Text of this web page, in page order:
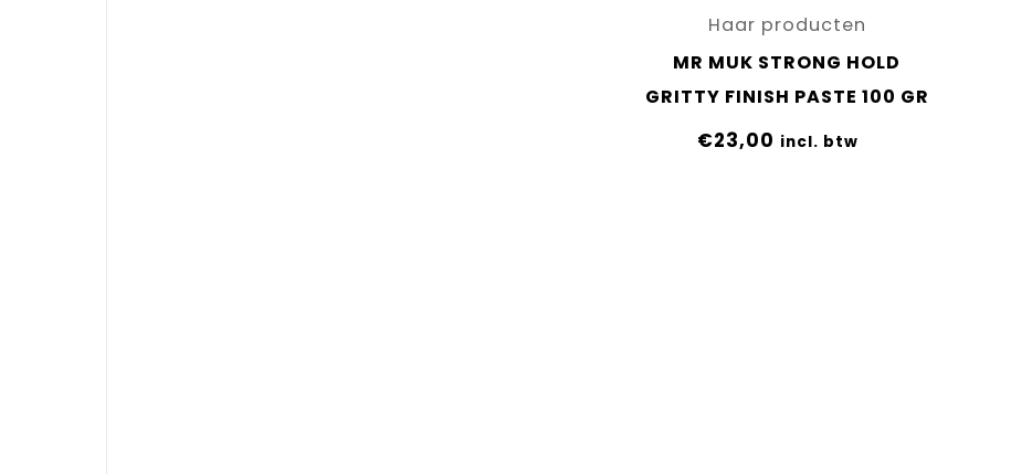
Haar producten
MR MUK STRONG HOLD
GRITTY FINISH PASTE 100 GR
€23,00 incl. btw